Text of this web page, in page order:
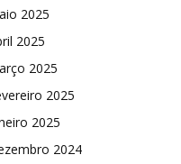
2025
2025
2025
2025
2025
2024